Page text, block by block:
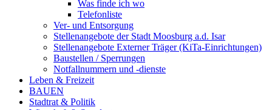
Was finde ich wo
Telefonliste
Ver- und Entsorgung
Stellenangebote der Stadt Moosburg a.d. Isar
Stellenangebote Externer Träger (KiTa-Einrichtungen)
Baustellen / Sperrungen
Notfallnummern und -dienste
Leben & Freizeit
BAUEN
Stadtrat & Politik